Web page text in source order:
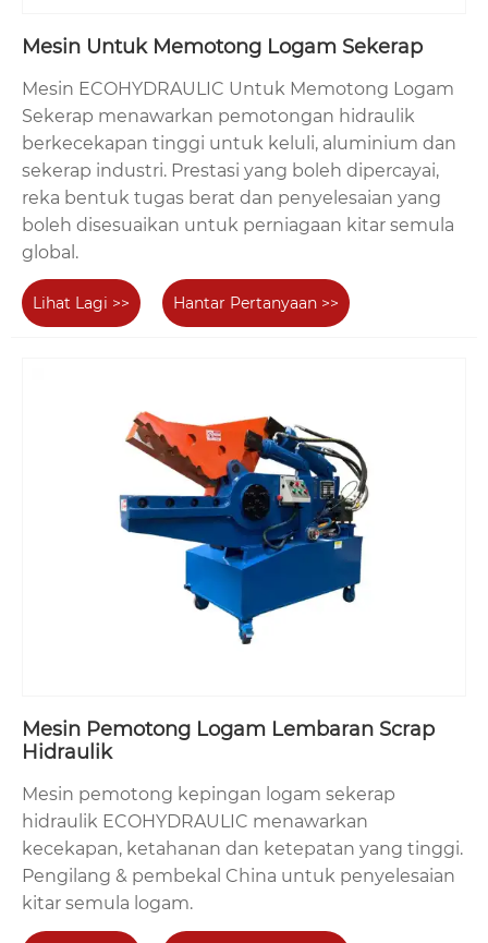
Mesin Untuk Memotong Logam Sekerap
Mesin ECOHYDRAULIC Untuk Memotong Logam
Sekerap menawarkan pemotongan hidraulik
berkecekapan tinggi untuk keluli, aluminium dan
sekerap industri. Prestasi yang boleh dipercayai,
reka bentuk tugas berat dan penyelesaian yang
boleh disesuaikan untuk perniagaan kitar semula
global.
Lihat Lagi >> Hantar Pertanyaan >>
Mesin Pemotong Logam Lembaran Scrap
Hidraulik
Mesin pemotong kepingan logam sekerap
hidraulik ECOHYDRAULIC menawarkan
kecekapan, ketahanan dan ketepatan yang tinggi.
Pengilang & pembekal China untuk penyelesaian
kitar semula logam.